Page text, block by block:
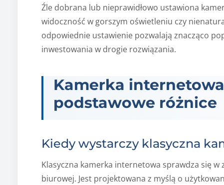
Źle dobrana lub nieprawidłowo ustawiona
widoczność w gorszym oświetleniu czy
odpowiednie ustawienie pozwalają znacząco
inwestowania w drogie rozwiązania.
Kamerka
podstawowe różnice
Kiedy wystarczy klasyczna
Klasyczna kamerka internetowa sprawdza się
biurowej. Jest projektowana z myślą o